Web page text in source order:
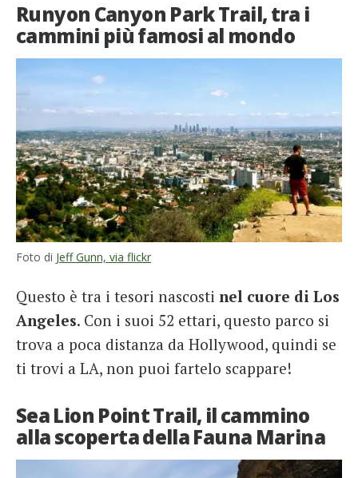
Runyon Canyon Park Trail, tra i
cammini più famosi al mondo
Foto di Jeff Gunn, via flickr
Questo è tra i tesori nascosti nel cuore di Los
Angeles. Con i suoi 52 ettari, questo parco si
trova a poca distanza da Hollywood, quindi se
ti trovi a LA, non puoi fartelo scappare!
Sea Lion Point Trail, il cammino
alla scoperta della Fauna Marina